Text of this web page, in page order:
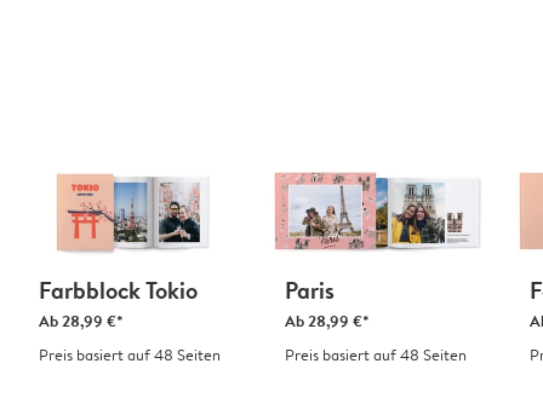
Farbblock Tokio
Ab28,99 €*
Preis basiert auf 48 Seiten
Paris
Ab28,99 €*
Preis basiert auf 48 Seiten